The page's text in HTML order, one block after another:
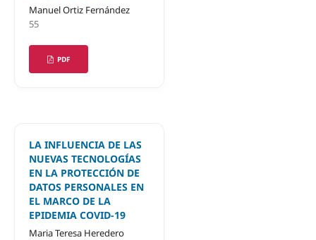
Manuel Ortiz Fernández
55
PDF
LA INFLUENCIA DE LAS
NUEVAS TECNOLOGÍAS
EN LA PROTECCIÓN DE
DATOS PERSONALES EN
EL MARCO DE LA
EPIDEMIA COVID-19
Maria Teresa Heredero